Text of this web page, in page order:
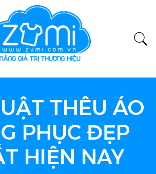
THÊU ÁO
PHỤC ĐẸP
HIỆN NAY